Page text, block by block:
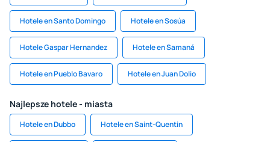
Hotele en Santo Domingo Hotele en Sosúa
Hotele Gaspar Hernandez Hotele en Samaná
Hotele en Pueblo Bavaro Hotele en Juan Dolio
Najlepsze hotele - miasta
Hotele en Dubbo Hotele en Saint-Quentin